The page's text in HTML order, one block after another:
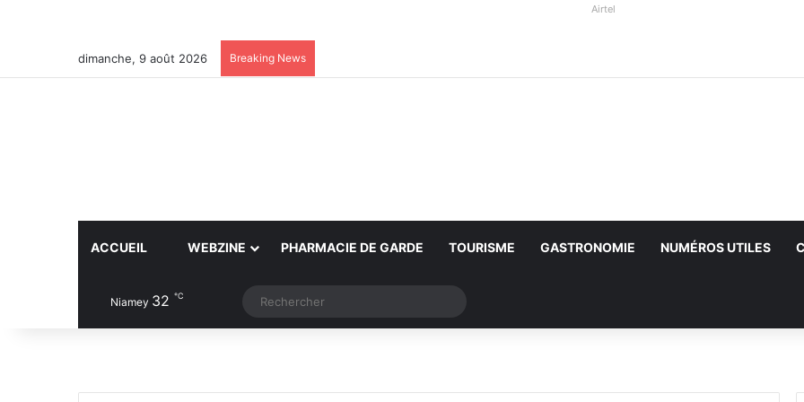
Airtel
dimanche, 9 août 2026 Breaking News
ACCUEIL WEBZINE PHARMACIE DE GARDE TOURISME GASTRONOMIE NUMÉROS UTILES
Niamey 32 ℃ Article Aléatoire
Switch skin